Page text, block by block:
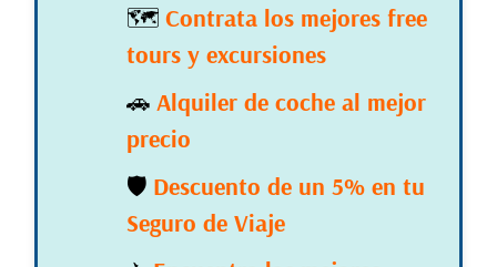
🗺️ Contrata los mejores free
tours y excursiones
🚗 Alquiler de coche al mejor
precio
🛡️ Descuento de un 5% en tu
Seguro de Viaje